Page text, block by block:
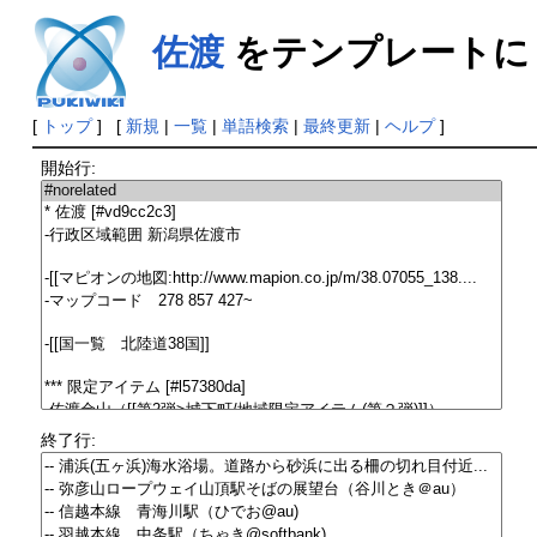
佐渡をテンプレートに
[ トップ] [ 新規 | 一覧| 単語検索| 最終更新| ヘルプ]
開始行:
終了行: